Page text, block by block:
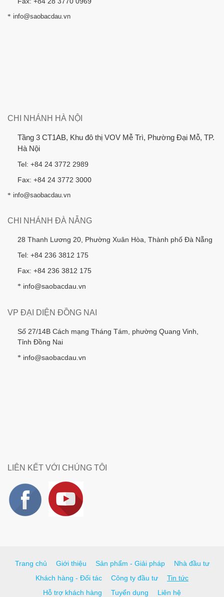
* info@saobacdau.vn
CHI NHÁNH HÀ NỘI
Tầng 3 CT1AB, Khu đô thị VOV Mễ Trì, Phường Đại Mỗ, TP.
Hà Nội
Tel: +84 24 3772 2989
Fax: +84 24 3772 3000
* info@saobacdau.vn
CHI NHÁNH ĐÀ NẴNG
28 Thanh Lương 20, Phường Xuân Hòa, Thành phố Đà Nẵng
Tel: +84 236 3812 175
Fax: +84 236 3812 175
* info@saobacdau.vn
VP ĐẠI DIỆN ĐỒNG NAI
Số 27/14B Cách mạng Tháng Tám, phường Quang Vinh,
Tỉnh Đồng Nai
* info@saobacdau.vn
LIÊN KẾT VỚI CHÚNG TÔI
Trang chủ Giới thiệu Sản phẩm - Giải pháp
Nhà đầu tư
Khách hàng - Đối tác
Công ty đầu tư
Tin tức
Hỗ trợ khách hàng
Tuyển dụng Liên hệ